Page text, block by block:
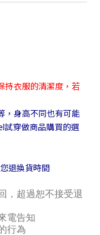
持衣服的清潔度，若
，身高不同也有可能
試穿做商品購買的選
退換貨時間
，超過恕不接受退
電告知
行為